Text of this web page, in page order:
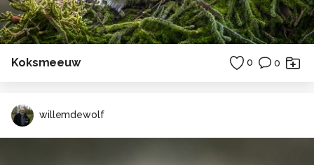
Koksmeeuw 0 0
willemdewolf